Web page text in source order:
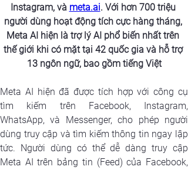
Instagram, và meta.ai. Với hơn 700 triệu
người dùng hoạt động tích cực hàng tháng,
Meta AI hiện là trợ lý AI phổ biến nhất trên
thế giới khi có mặt tại 42 quốc gia và hỗ trợ
13 ngôn ngữ, bao gồm tiếng Việt
Meta AI hiện đã được tích hợp với công cụ
tìm kiếm trên Facebook, Instagram,
WhatsApp, và Messenger, cho phép người
dùng truy cập và tìm kiếm thông tin ngay lập
tức. Người dùng có thể dễ dàng truy cập
Meta AI trên bảng tin (Feed) của Facebook,